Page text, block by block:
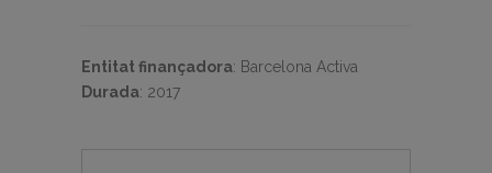
Entitat finançadora: Barcelona Activa
Durada: 2017